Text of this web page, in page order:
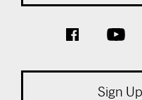
Sign Up